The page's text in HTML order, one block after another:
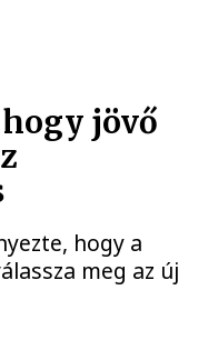
jövő
hogy a
meg az új